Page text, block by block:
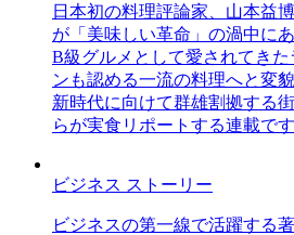
日本初の料理評論家、山本益
が「美味しい革命」の渦中に
B級グルメとして愛されてき
ンも認める一流の料理へと変
新時代に向けて群雄割拠する
らが実食リポートする連載です
ビジネス ストーリー
ビジネスの第一線で活躍する